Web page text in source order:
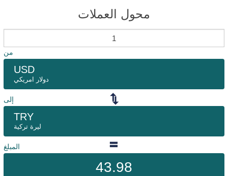
محول العملات
من
USD
دولار امريكي
إلى
TRY
ليرة تركية
المبلغ
43.98